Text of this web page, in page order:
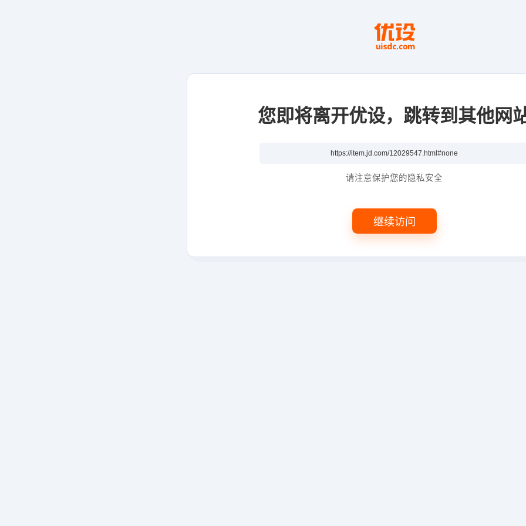
您即将离开优设，跳转到其他网
请注意保护您的隐私安全
继续访问